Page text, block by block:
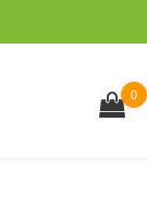
0